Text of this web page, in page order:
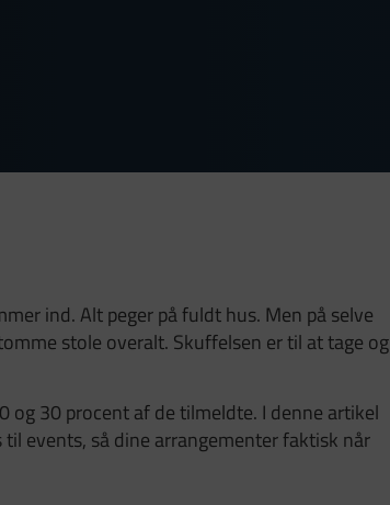
ind. Alt peger på fuldt hus. Men på selve
stole overalt. Skuffelsen er til at tage og
30 procent af de tilmeldte. I denne artikel
events, så dine arrangementer faktisk når